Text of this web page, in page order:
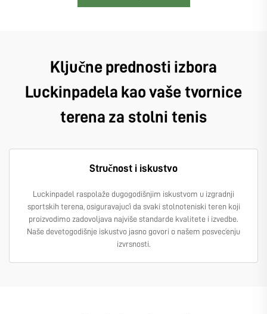
Ključne prednosti izbora
Luckinpadela kao vaše tvornice
terena za stolni tenis
Stručnost i iskustvo
Luckinpadel raspolaže dugogodišnjim iskustvom u izgradnji
sportskih terena, osiguravajući da svaki stolnoteniski teren koji
proizvodimo zadovoljava najviše standarde kvalitete i izvedbe.
Naše devetogodišnje iskustvo jasno govori o našem posvećenju
izvrsnosti.